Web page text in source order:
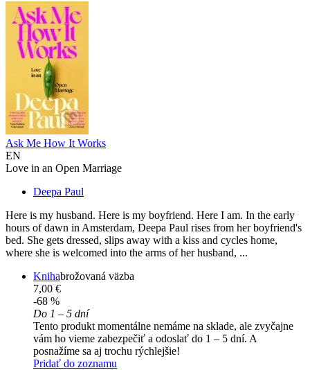
Ask Me How It Works
EN
Love in an Open Marriage
Deepa Paul
Here is my husband. Here is my boyfriend. Here I am. In the early
hours of dawn in Amsterdam, Deepa Paul rises from her boyfriend's
bed. She gets dressed, slips away with a kiss and cycles home,
where she is welcomed into the arms of her husband, ...
Knihabrožovaná väzba
7,00 €
-68 %
Do 1 – 5 dní
Tento produkt momentálne nemáme na sklade, ale zvyčajne
vám ho vieme zabezpečiť a odoslať do 1 – 5 dní. A
posnažíme sa aj trochu rýchlejšie!
Pridať do zoznamu